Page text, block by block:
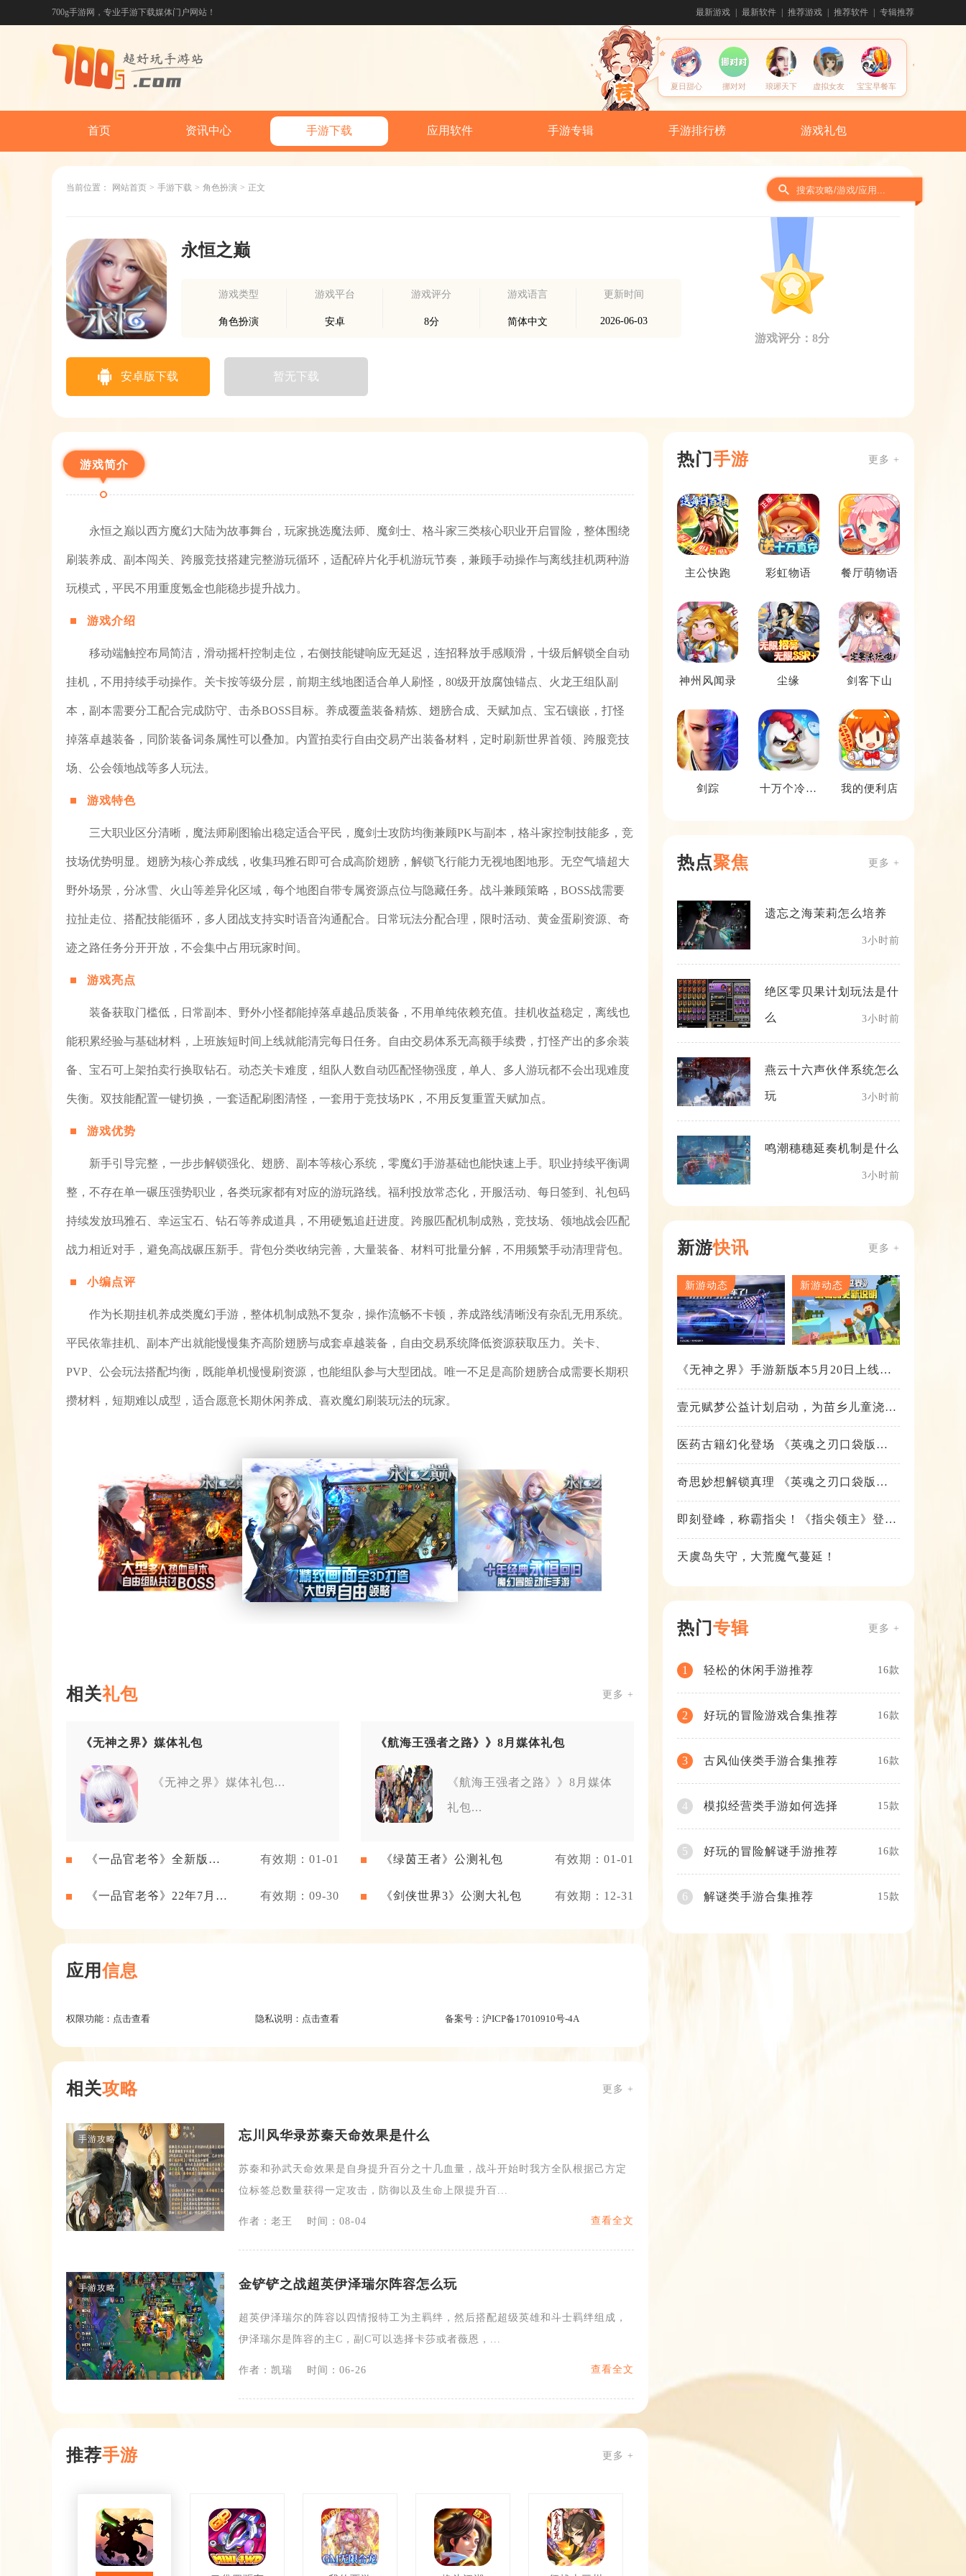
700g手游网，专业手游下载媒体门户网站！ 最新游戏 最新软件 推荐游戏 推荐软件 专辑推荐
夏日甜心 挪对对 琅琊天下 虚拟女友 宝宝早餐车
首页 资讯中心 手游下载 应用软件 手游专辑 手游排行榜 游戏礼包
当前位置： 网站首页 > 手游下载 > 角色扮演 > 正文
永恒之巅
游戏类型
角色扮演
游戏平台
安卓
游戏评分
8分
游戏语言
简体中文
更新时间
2026-06-03
游戏评分：8分
安卓版下载 暂无下载
游戏简介
永恒之巅以西方魔幻大陆为故事舞台，玩家挑选魔法师、魔剑士、格斗家三类核心职业开启冒险，整体围绕
刷装养成、副本闯关、跨服竞技搭建完整游玩循环，适配碎片化手机游玩节奏，兼顾手动操作与离线挂机两种游
玩模式，平民不用重度氪金也能稳步提升战力。
游戏介绍
移动端触控布局简洁，滑动摇杆控制走位，右侧技能键响应无延迟，连招释放手感顺滑，十级后解锁全自动
挂机，不用持续手动操作。关卡按等级分层，前期主线地图适合单人刷怪，80级开放腐蚀锚点、火龙王组队副
本，副本需要分工配合完成防守、击杀BOSS目标。养成覆盖装备精炼、翅膀合成、天赋加点、宝石镶嵌，打怪
掉落卓越装备，同阶装备词条属性可以叠加。内置拍卖行自由交易产出装备材料，定时刷新世界首领、跨服竞技
场、公会领地战等多人玩法。
游戏特色
三大职业区分清晰，魔法师刷图输出稳定适合平民，魔剑士攻防均衡兼顾PK与副本，格斗家控制技能多，竞
技场优势明显。翅膀为核心养成线，收集玛雅石即可合成高阶翅膀，解锁飞行能力无视地图地形。无空气墙超大
野外场景，分冰雪、火山等差异化区域，每个地图自带专属资源点位与隐藏任务。战斗兼顾策略，BOSS战需要
拉扯走位、搭配技能循环，多人团战支持实时语音沟通配合。日常玩法分配合理，限时活动、黄金蛋刷资源、奇
迹之路任务分开开放，不会集中占用玩家时间。
游戏亮点
装备获取门槛低，日常副本、野外小怪都能掉落卓越品质装备，不用单纯依赖充值。挂机收益稳定，离线也
能积累经验与基础材料，上班族短时间上线就能清完每日任务。自由交易体系无高额手续费，打怪产出的多余装
备、宝石可上架拍卖行换取钻石。动态关卡难度，组队人数自动匹配怪物强度，单人、多人游玩都不会出现难度
失衡。双技能配置一键切换，一套适配刷图清怪，一套用于竞技场PK，不用反复重置天赋加点。
游戏优势
新手引导完整，一步步解锁强化、翅膀、副本等核心系统，零魔幻手游基础也能快速上手。职业持续平衡调
整，不存在单一碾压强势职业，各类玩家都有对应的游玩路线。福利投放常态化，开服活动、每日签到、礼包码
持续发放玛雅石、幸运宝石、钻石等养成道具，不用硬氪追赶进度。跨服匹配机制成熟，竞技场、领地战会匹配
战力相近对手，避免高战碾压新手。背包分类收纳完善，大量装备、材料可批量分解，不用频繁手动清理背包。
小编点评
作为长期挂机养成类魔幻手游，整体机制成熟不复杂，操作流畅不卡顿，养成路线清晰没有杂乱无用系统。
平民依靠挂机、副本产出就能慢慢集齐高阶翅膀与成套卓越装备，自由交易系统降低资源获取压力。关卡、
PVP、公会玩法搭配均衡，既能单机慢慢刷资源，也能组队参与大型团战。唯一不足是高阶翅膀合成需要长期积
攒材料，短期难以成型，适合愿意长期休闲养成、喜欢魔幻刷装玩法的玩家。
相关礼包 更多 +
《无神之界》媒体礼包
《无神之界》媒体礼包...
《航海王强者之路》》8月媒体礼包
《航海王强者之路》》8月媒体
礼包...
《一品官老爷》全新版本
有效期：01-01 《绿茵王者》公测礼包 有效期：01-01
《一品官老爷》22年7月新
有效期：09-30 《剑侠世界3》公测大礼包 有效期：12-31
应用信息
权限功能： 点击查看 隐私说明： 点击查看 备案号： 沪ICP备17010910号-4A
相关攻略 更多 +
手游攻略 忘川风华录苏秦天命效果是什么
苏秦和孙武天命效果是自身提升百分之十几血量，战斗开始时我方全队根据己方定
位标签总数量获得一定攻击，防御以及生命上限提升百...
作者：老王 时间：08-04 查看全文
手游攻略 金铲铲之战超英伊泽瑞尔阵容怎么玩
超英伊泽瑞尔的阵容以四情报特工为主羁绊，然后搭配超级英雄和斗士羁绊组成，
伊泽瑞尔是阵容的主C，副C可以选择卡莎或者薇恩，...
作者：凯瑞 时间：06-26 查看全文
推荐手游 更多 +
热门手游 更多 +
主公快跑 彩虹物语 餐厅萌物语
神州风闻录 尘缘 剑客下山
剑踪
十万个冷笑
我的便利店
热点聚焦 更多 +
遗忘之海茉莉怎么培养
3小时前
绝区零贝果计划玩法是什
么 3小时前
燕云十六声伙伴系统怎么
玩 3小时前
鸣潮穗穗延奏机制是什么
3小时前
新游快讯 更多 +
新游动态 新游动态
《无神之界》手游新版本5月20日上线，
壹元赋梦公益计划启动，为苗乡儿童浇筑
医药古籍幻化登场 《英魂之刃口袋版》
奇思妙想解锁真理 《英魂之刃口袋版》
即刻登峰，称霸指尖！《指尖领主》登峰
天虞岛失守，大荒魔气蔓延！
热门专辑 更多 +
1 轻松的休闲手游推荐 16款
2 好玩的冒险游戏合集推荐 16款
3 古风仙侠类手游合集推荐 16款
4 模拟经营类手游如何选择 15款
5 好玩的冒险解谜手游推荐 16款
6 解谜类手游合集推荐 15款